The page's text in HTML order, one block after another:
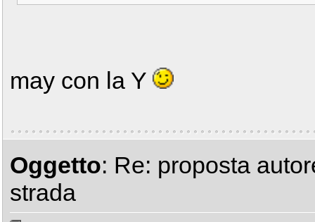
may con la Y
Oggetto: Re: proposta
strada